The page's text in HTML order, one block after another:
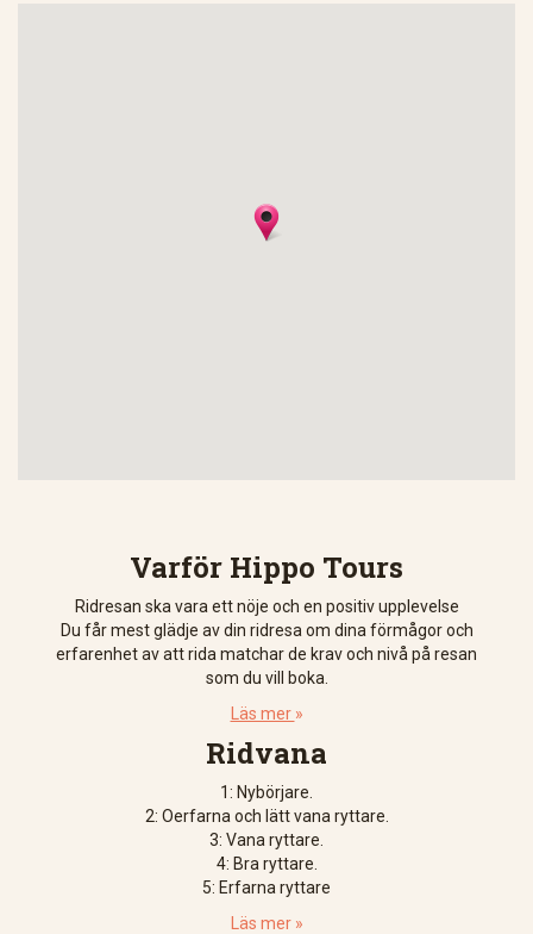
Varför Hippo Tours
Ridresan ska vara ett nöje och en positiv upplevelse
Du får mest glädje av din ridresa om dina förmågor och
erfarenhet av att rida matchar de krav och nivå på resan
som du vill boka.
Läs mer »
Ridvana
1: Nybörjare.
2: Oerfarna och lätt vana ryttare.
3: Vana ryttare.
4: Bra ryttare.
5: Erfarna ryttare
Läs mer »